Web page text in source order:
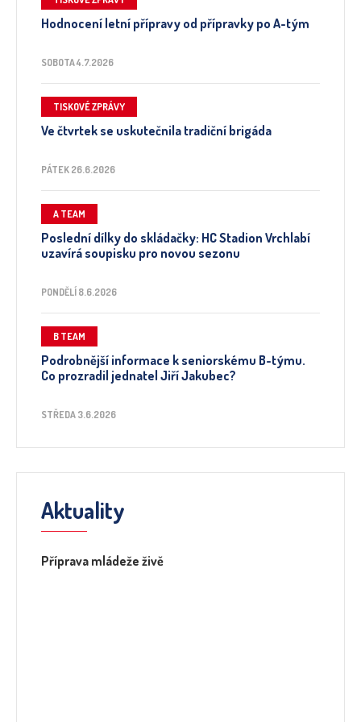
Hodnocení letní přípravy od přípravky po A-tým
SOBOTA 4.7.2026
TISKOVÉ ZPRÁVY
Ve čtvrtek se uskutečnila tradiční brigáda
PÁTEK 26.6.2026
A TEAM
Poslední dílky do skládačky: HC Stadion Vrchlabí
uzavírá soupisku pro novou sezonu
PONDĚLÍ 8.6.2026
B TEAM
Podrobnější informace k seniorskému B-týmu.
Co prozradil jednatel Jiří Jakubec?
STŘEDA 3.6.2026
Aktuality
Příprava mládeže živě